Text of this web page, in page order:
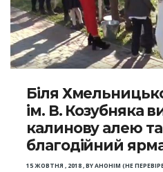
Біля
ім. В. Козубняка
калинову алею
благодійний
15 ЖОВТНЯ , 2018,BYАНОНІМ (НЕ